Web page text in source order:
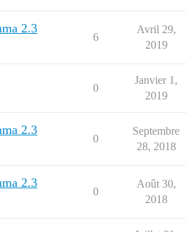
2.3
6
Avril 29,
2019
0
Janvier 1,
2019
2.3
0
Septembre
28, 2018
2.3
0
Août 30,
2018